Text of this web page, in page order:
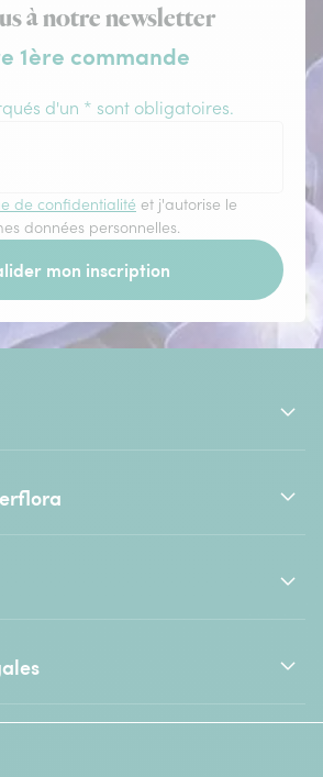
à notre newsletter
1ère commande
d'un * sont obligatoires.
de confidentialité et j'autorise le
données personnelles.
mon inscription